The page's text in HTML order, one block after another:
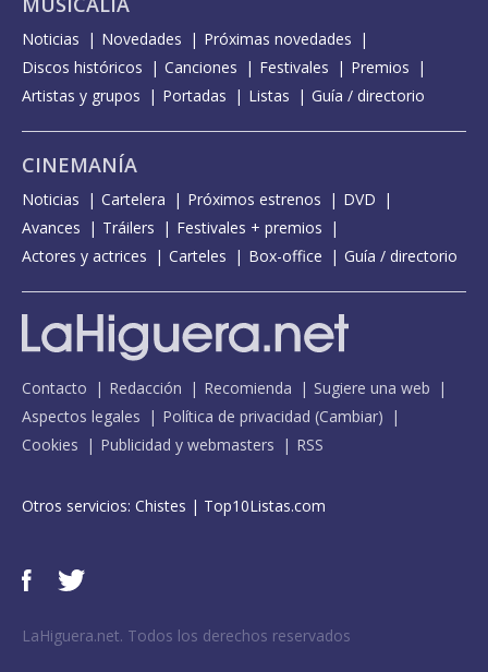
Noticias Novedades
Próximas novedades
Discos históricos
Canciones Festivales
Premios
Artistas y grupos
Portadas Listas Guía / directorio
CINEMANÍA
Noticias Cartelera Próximos estrenos
DVD
Avances
Tráilers
Festivales + premios
Actores y actrices
Carteles Box-office Guía / directorio
Contacto Redacción Recomienda
Sugiere una web
Aspectos legales
Política de privacidad (Cambiar)
Cookies
Publicidad y webmasters RSS
Otros servicios: Chistes | Top10Listas.com
LaHiguera.net. Todos los derechos reservados